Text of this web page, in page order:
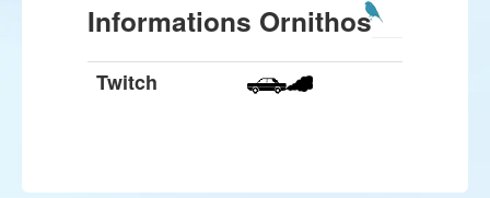
Informations Ornithos
Twitch